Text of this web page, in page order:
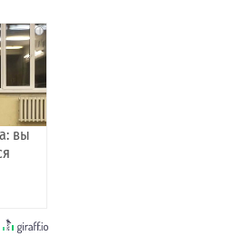
i
вы